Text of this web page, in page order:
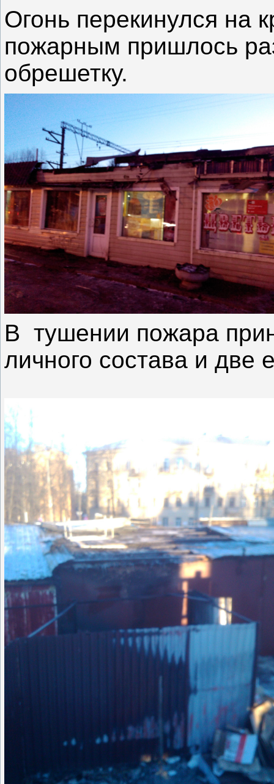
Огонь перекинулся на
пожарным пришлось
обрешетку.
В тушении пожара
личного состава и две